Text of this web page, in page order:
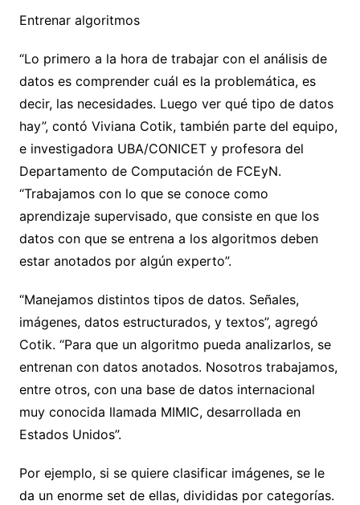
Entrenar algoritmos
“Lo primero a la hora de trabajar con el análisis de
datos es comprender cuál es la problemática, es
decir, las necesidades. Luego ver qué tipo de datos
hay”, contó Viviana Cotik, también parte del equipo,
e investigadora UBA/CONICET y profesora del
Departamento de Computación de FCEyN.
“Trabajamos con lo que se conoce como
aprendizaje supervisado, que consiste en que los
datos con que se entrena a los algoritmos deben
estar anotados por algún experto”.
“Manejamos distintos tipos de datos. Señales,
imágenes, datos estructurados, y textos”, agregó
Cotik. “Para que un algoritmo pueda analizarlos, se
entrenan con datos anotados. Nosotros trabajamos,
entre otros, con una base de datos internacional
muy conocida llamada MIMIC, desarrollada en
Estados Unidos”.
Por ejemplo, si se quiere clasificar imágenes, se le
da un enorme set de ellas, divididas por categorías.